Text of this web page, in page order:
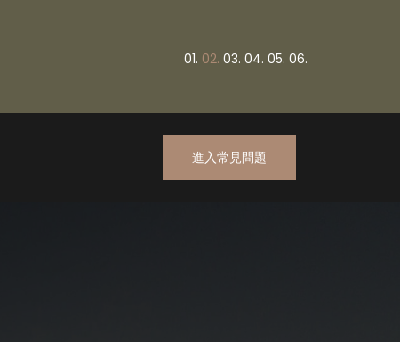
01. 02. 03. 04. 05. 06.
進入常見問題